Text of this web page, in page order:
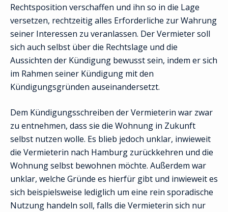
Rechtsposition verschaffen und ihn so in die Lage
versetzen, rechtzeitig alles Erforderliche zur Wahrung
seiner Interessen zu veranlassen. Der Vermieter soll
sich auch selbst über die Rechtslage und die
Aussichten der Kündigung bewusst sein, indem er sich
im Rahmen seiner Kündigung mit den
Kündigungsgründen auseinandersetzt.
Dem Kündigungsschreiben der Vermieterin war zwar
zu entnehmen, dass sie die Wohnung in Zukunft
selbst nutzen wolle. Es blieb jedoch unklar, inwieweit
die Vermieterin nach Hamburg zurückkehren und die
Wohnung selbst bewohnen möchte. Außerdem war
unklar, welche Gründe es hierfür gibt und inwieweit es
sich beispielsweise lediglich um eine rein sporadische
Nutzung handeln soll, falls die Vermieterin sich nur